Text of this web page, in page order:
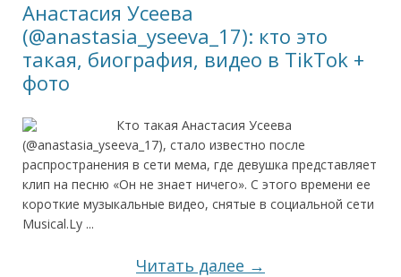
Анастасия Усеева
(@anastasia_yseeva_17): кто это
такая, биография, видео в TikTok +
фото
Кто такая Анастасия Усеева
(@anastasia_yseeva_17), стало известно после
распространения в сети мема, где девушка представляет
клип на песню «Он не знает ничего». С этого времени ее
короткие музыкальные видео, снятые в социальной сети
Musical.Ly ...
Читать далее →